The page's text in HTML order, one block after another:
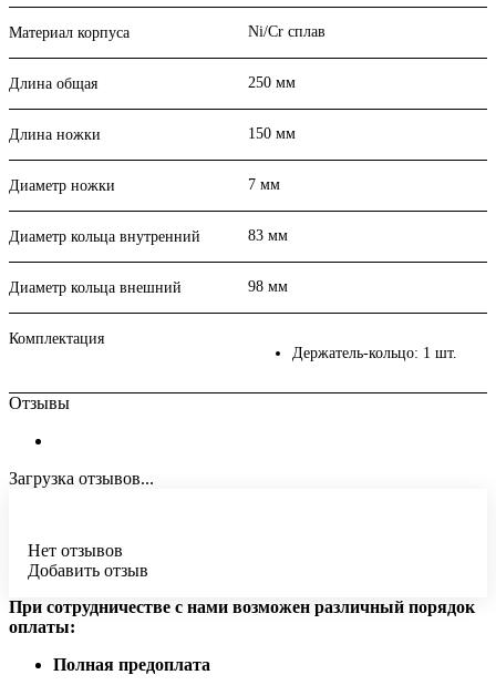
Материал корпуса Ni/Cr сплав
Длина общая 250 мм
Длина ножки 150 мм
Диаметр ножки 7 мм
Диаметр кольца внутренний 83 мм
Диаметр кольца внешний 98 мм
Комплектация
Держатель-кольцо: 1 шт.
Отзывы
Загрузка отзывов...
Нет отзывов
Добавить отзыв
При сотрудничестве с нами возможен различный порядок
оплаты:
Полная предоплата